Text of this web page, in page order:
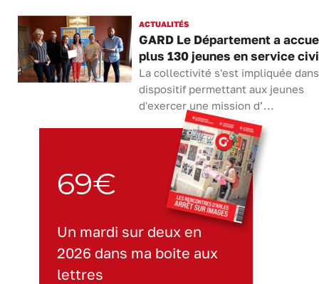
ACTUALITÉS
GARD Le Département a
plus 130 jeunes en service
La collectivité s'est impliquée
dispositif permettant aux jeunes
d'exercer une mission d’...
69€
Un mardi sur deux en
2026 dans ma boite aux
lettres